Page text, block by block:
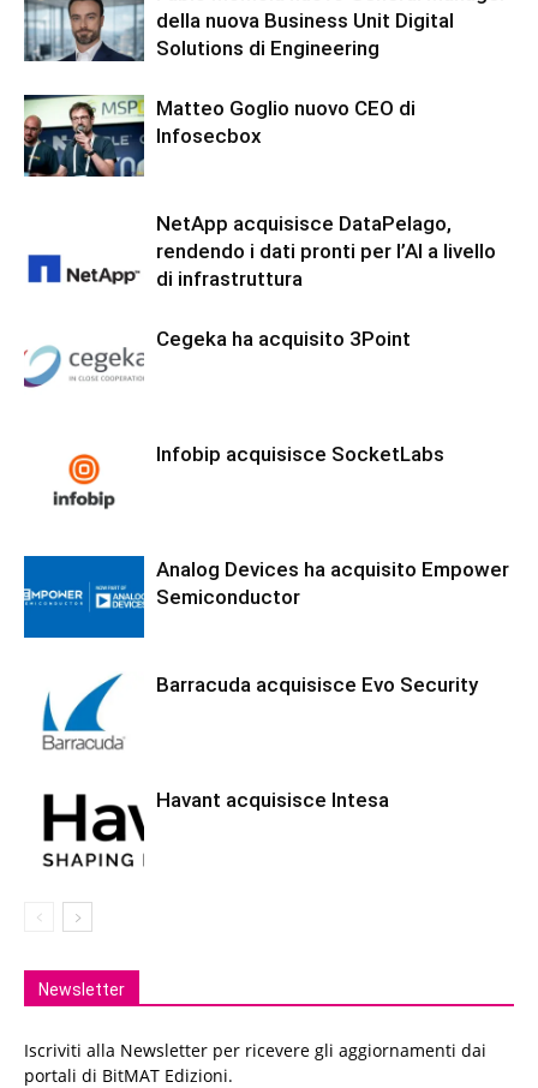
della nuova Business Unit Digital
Solutions di Engineering
Matteo Goglio nuovo CEO di
Infosecbox
NetApp acquisisce DataPelago,
rendendo i dati pronti per l’AI a livello
di infrastruttura
Cegeka ha acquisito 3Point
Infobip acquisisce SocketLabs
Analog Devices ha acquisito Empower
Semiconductor
Barracuda acquisisce Evo Security
Havant acquisisce Intesa
Newsletter
Iscriviti alla Newsletter per ricevere gli aggiornamenti dai
portali di BitMAT Edizioni.